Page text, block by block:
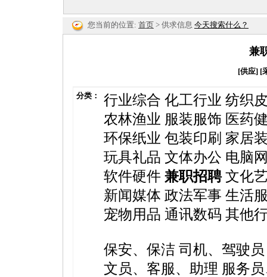
您当前的位置: 首页 > 供求信息 今天搜索什么？
兼
[供应] [
分类： 行业综合 化工行业 纺织
农林渔业 服装服饰 医药
环保纸业 包装印刷 家居
玩具礼品 文体办公 电脑
软件硬件 兼职招聘 文化
新闻媒体 政法军事 生活
宠物用品 通讯数码 其他
保安、保洁 司机、驾驶员
文员、客服、助理 服务